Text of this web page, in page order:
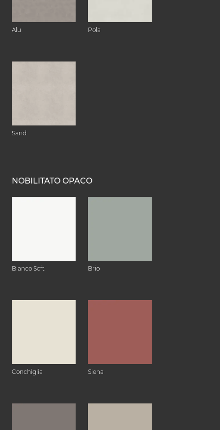
Alu Pola
Sand
NOBILITATO OPACO
Bianco Soft Brio
Conchiglia Siena